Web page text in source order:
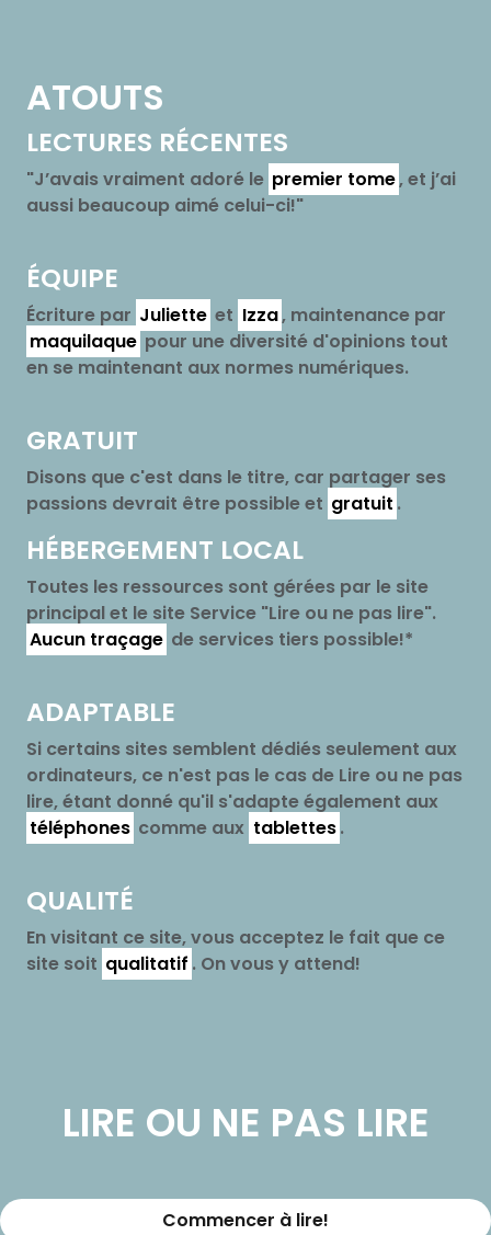
ATOUTS
LECTURES RÉCENTES
"J’avais vraiment adoré le premier tome, et j’ai
aussi beaucoup aimé celui-ci!"
ÉQUIPE
Écriture par Juliette et Izza, maintenance par
maquilaque pour une diversité d'opinions tout
en se maintenant aux normes numériques.
GRATUIT
Disons que c'est dans le titre, car partager ses
passions devrait être possible et gratuit .
HÉBERGEMENT LOCAL
Toutes les ressources sont gérées par le site
principal et le site Service "Lire ou ne pas lire".
Aucun traçage de services tiers possible!*
ADAPTABLE
Si certains sites semblent dédiés seulement aux
ordinateurs, ce n'est pas le cas de Lire ou ne pas
lire, étant donné qu'il s'adapte également aux
téléphones comme aux tablettes.
QUALITÉ
En visitant ce site, vous acceptez le fait que ce
site soit qualitatif . On vous y attend!
LIRE OU NE PAS LIRE
Commencer à lire!